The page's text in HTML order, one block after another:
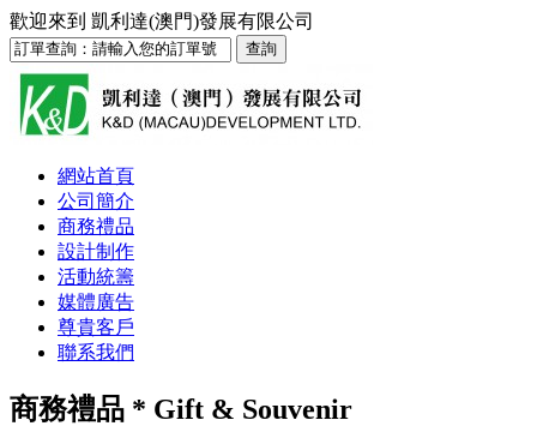
歡迎來到 凱利達(澳門)發展有限公司
網站首頁
公司簡介
商務禮品
設計制作
活動統籌
媒體廣告
尊貴客戶
聯系我們
商務禮品 * Gift & Souvenir